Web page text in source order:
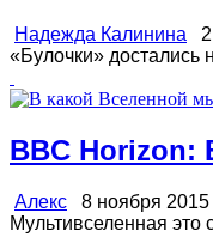
Надежда Калинина
«Булочки» достались
BBC Horizon:
Алекс 8 ноября 2015
Мультивселенная это